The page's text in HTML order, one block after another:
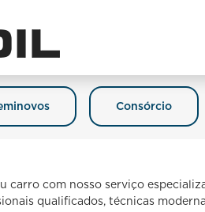
Consórcio
carro com nosso serviço
qualificados, técnicas